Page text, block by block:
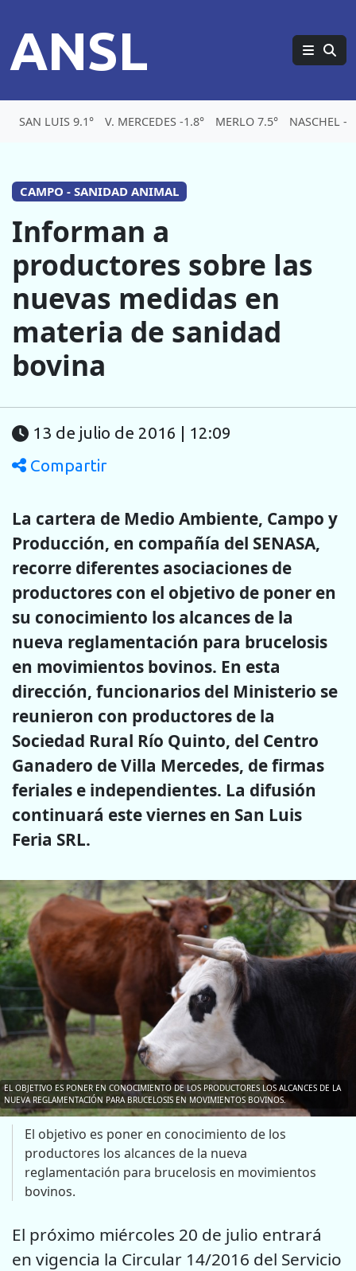
ANSL
SAN LUIS 9.1° V. MERCEDES -1.8° MERLO 7.5° NASCHEL -
CAMPO - SANIDAD ANIMAL
Informan a
productores sobre las
nuevas medidas en
materia de sanidad
bovina
13 de julio de 2016 | 12:09
Compartir
La cartera de Medio Ambiente, Campo y
Producción, en compañía del SENASA,
recorre diferentes asociaciones de
productores con el objetivo de poner en
su conocimiento los alcances de la
nueva reglamentación para brucelosis
en movimientos bovinos. En esta
dirección, funcionarios del Ministerio se
reunieron con productores de la
Sociedad Rural Río Quinto, del Centro
Ganadero de Villa Mercedes, de firmas
feriales e independientes. La difusión
continuará este viernes en San Luis
Feria SRL.
EL OBJETIVO ES PONER EN CONOCIMIENTO DE LOS PRODUCTORES LOS ALCANCES DE LA
NUEVA REGLAMENTACIÓN PARA BRUCELOSIS EN MOVIMIENTOS BOVINOS.
El objetivo es poner en conocimiento de los
productores los alcances de la nueva
reglamentación para brucelosis en movimientos
bovinos.
El próximo miércoles 20 de julio entrará
en vigencia la Circular 14/2016 del Servicio